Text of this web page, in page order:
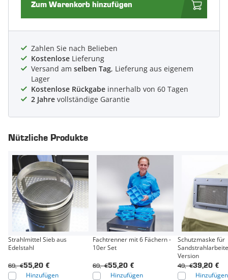
Zum Warenkorb hinzufügen
Zahlen Sie nach Belieben
Kostenlose Lieferung
Versand am selben Tag, Lieferung aus eigenem
Lager
Kostenlose Rückgabe innerhalb von 60 Tagen
2 Jahre vollständige Garantie
Nützliche Produkte
Strahlmittel Sieb aus
Edelstahl
55,20 €
69,- €
Hinzufügen
Fachtrenner mit 6 Fächern -
10er Set
55,20 €
69,- €
Hinzufügen
Schutzmaske für
Version
39,20 €
49,- €
Hinzufügen